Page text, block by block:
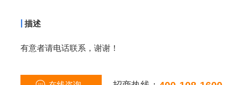
描述
有意者请电话联系，谢谢！